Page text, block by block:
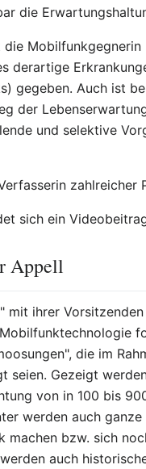
die
derartige
gegeben. Auch ist
der
und selektive
zahlreicher
sich ein
Appell
mit ihrer Vorsitzenden
die im
seien. Gezeigt
von in 100 bis
werden auch ganze
machen bzw. sich
auch